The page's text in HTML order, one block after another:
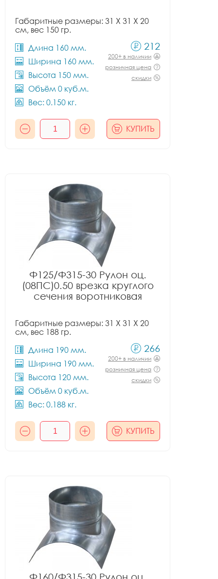
Габаритные размеры: 31 X 31 X 20
см, вес 150 гр.
Длина 160 мм.
Ширина 160 мм.
Высота 150 мм.
Объём 0 куб.м.
Вес: 0.150 кг.
212
200+ в наличии
розничная цена
скидки
КУПИТЬ
Ф125/Ф315-30 Рулон оц.
(08ПС)0.50 врезка круглого
сечения воротниковая
Габаритные размеры: 31 X 31 X 20
см, вес 188 гр.
Длина 190 мм.
Ширина 190 мм.
Высота 120 мм.
Объём 0 куб.м.
Вес: 0.188 кг.
266
200+ в наличии
розничная цена
скидки
КУПИТЬ
Ф160/Ф315-30 Рулон оц.